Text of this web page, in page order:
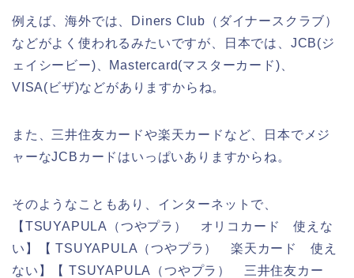
例えば、海外では、Diners Club（ダイナースクラブ）
などがよく使われるみたいですが、日本では、JCB(ジ
ェイシービー)、Mastercard(マスターカード)、
VISA(ビザ)などがありますからね。
また、三井住友カードや楽天カードなど、日本でメジ
ャーなJCBカードはいっぱいありますからね。
そのようなこともあり、インターネットで、
【TSUYAPULA（つやプラ） オリコカード 使えな
い】【 TSUYAPULA（つやプラ） 楽天カード 使え
ない】【 TSUYAPULA（つやプラ） 三井住友カー